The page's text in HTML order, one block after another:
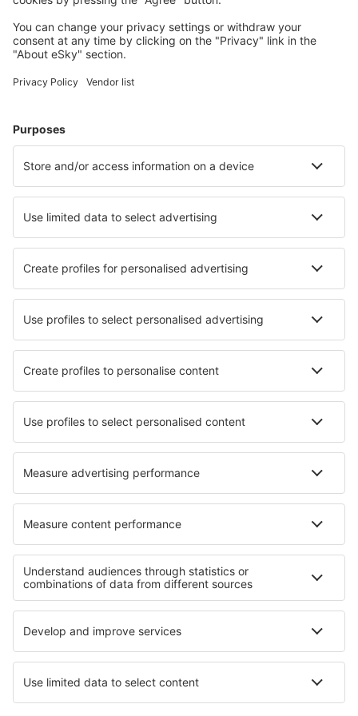
Planeie a sua viagem
Voos baratos
Alojamentos
Voo+Hotel
Transferência
Atrações
Eventos desportivos
Saiba mais
Aplicação de telemóvel
Linhas aéreas
Ryanair
TAP Portugal
easyJet
Azores Airlines
Transavia
Sobre a eSky
Termos e condições
Minhas reservas
Política de Privacidade
Assistência e contacto